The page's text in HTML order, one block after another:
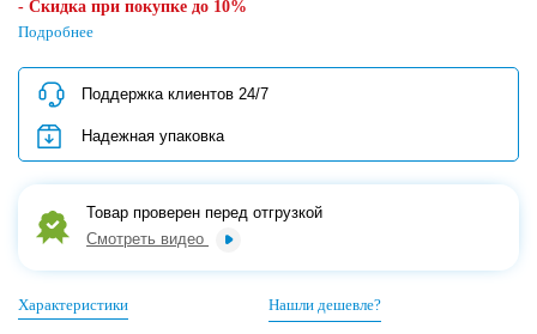
- Скидка при покупке до 10%
- Поддержка клиентов 24/7
- Надежная упаковка товара для регионов
Кредит/Рассрочка/QR-код/Картой банка
Подробнее
Поддержка клиентов 24/7
Надежная упаковка
Товар проверен перед отгрузкой
Смотреть видео
Характеристики Нашли дешевле?